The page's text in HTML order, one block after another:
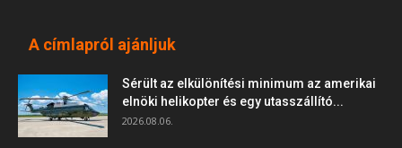
A címlapról ajánljuk
Sérült az elkülönítési minimum az amerikai
elnöki helikopter és egy utasszállító...
2026.08.06.